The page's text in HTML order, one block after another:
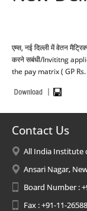
एम्स, नई दिल्ली में वेतन
करने सबंधी/Invititng
the pay matrix ( GP
Contact Us
All India Institute
Ansari Nagar,
Board Number :
Fax : +91-11-